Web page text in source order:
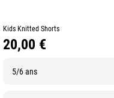
Kids Knitted Shorts
Prix
20,00 €